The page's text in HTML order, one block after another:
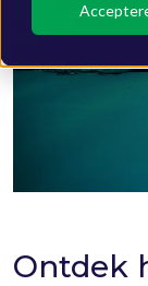
Ontdek